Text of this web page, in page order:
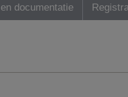
documentatie